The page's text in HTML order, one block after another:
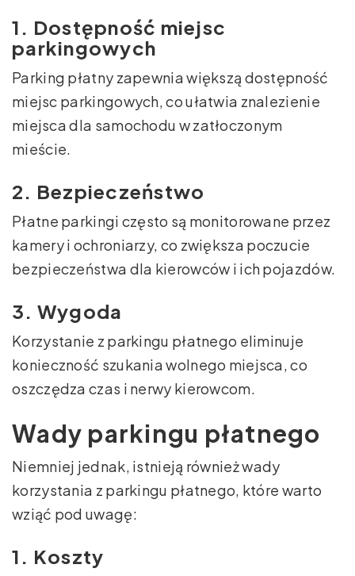
1. Dostępność miejsc
parkingowych
Parking płatny zapewnia większą dostępność
miejsc parkingowych, co ułatwia znalezienie
miejsca dla samochodu w zatłoczonym
mieście.
2. Bezpieczeństwo
Płatne parkingi często są monitorowane przez
kamery i ochroniarzy, co zwiększa poczucie
bezpieczeństwa dla kierowców i ich pojazdów.
3. Wygoda
Korzystanie z parkingu płatnego eliminuje
konieczność szukania wolnego miejsca, co
oszczędza czas i nerwy kierowcom.
Wady parkingu płatnego
Niemniej jednak, istnieją również wady
korzystania z parkingu płatnego, które warto
wziąć pod uwagę:
1. Koszty